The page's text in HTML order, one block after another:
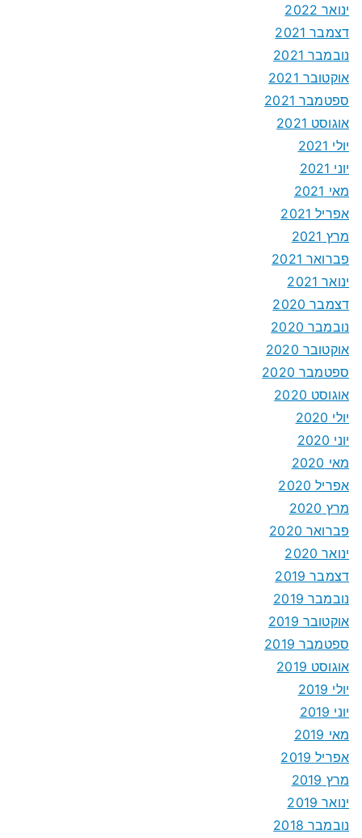
ינואר 2022
דצמבר 2021
נובמבר 2021
אוקטובר 2021
ספטמבר 2021
אוגוסט 2021
יולי 2021
יוני 2021
מאי 2021
אפריל 2021
מרץ 2021
פברואר 2021
ינואר 2021
דצמבר 2020
נובמבר 2020
אוקטובר 2020
ספטמבר 2020
אוגוסט 2020
יולי 2020
יוני 2020
מאי 2020
אפריל 2020
מרץ 2020
פברואר 2020
ינואר 2020
דצמבר 2019
נובמבר 2019
אוקטובר 2019
ספטמבר 2019
אוגוסט 2019
יולי 2019
יוני 2019
מאי 2019
אפריל 2019
מרץ 2019
ינואר 2019
נובמבר 2018